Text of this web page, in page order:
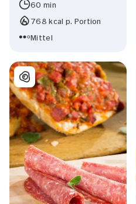
60 min
768 kcal p. Portion
Mittel